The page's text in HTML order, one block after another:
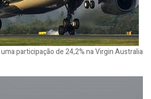
participação de 24,2% na Virgin Australia